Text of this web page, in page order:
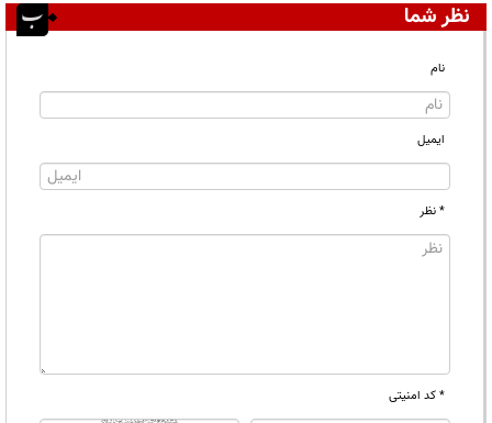
نظر شما
نام
ایمیل
* نظر
* کد امنیتی